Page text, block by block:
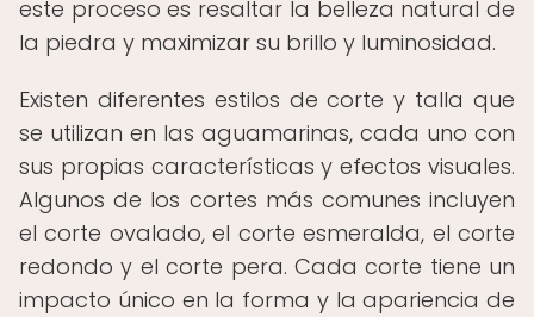
este proceso es resaltar la belleza natural de
la piedra y maximizar su brillo y luminosidad.
Existen diferentes estilos de corte y talla que
se utilizan en las aguamarinas, cada uno con
sus propias características y efectos visuales.
Algunos de los cortes más comunes incluyen
el corte ovalado, el corte esmeralda, el corte
redondo y el corte pera. Cada corte tiene un
impacto único en la forma y la apariencia de